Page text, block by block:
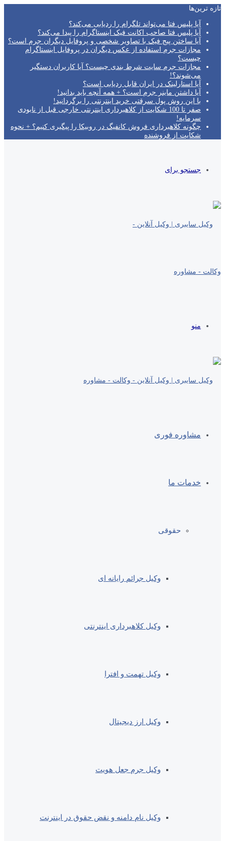
تازه‌ ترین‌ها
آیا پلیس فتا می‌تواند تلگرام را ردیابی می‌کند؟
آیا پلیس فتا صاحب اکانت فیک اینستاگرام را پیدا می‌کند؟
آیا ساختن پیج فیک با تصاویر شخصی و پروفایل دیگران جرم است؟
مجازات جرم استفاده از عکس دیگران در پروفایل اینستاگرام
چیست؟
مجازات جرم سایت شرط بندی چیست؟ آیا کاربران دستگیر
می‌شوند؟!
آیا استارلینک در ایران قابل ردیابی است؟
آیا داشتن ماینر جرم است؟ + همه آنچه باید بدانید!
با این روش پول سرقتی خرید اینترنتی را برگردانید!
صفر تا 100 شکایت از کلاهبرداری اینترنتی خارجی قبل از نابودی
سرمایه!
چگونه کلاهبرداری فروش کانفیگ در روبیکا را پیگیری کنیم؟ + نحوه
شکایت از فروشنده
جستجو برای
منو
مشاوره فوری
خدمات ما
حقوقی
وکیل جرائم رایانه ای
وکیل کلاهبرداری اینترنتی
وکیل تهمت و افترا
وکیل ارز دیجیتال
وکیل جرم جعل هویت
وکیل نام دامنه و نقض حقوق در اینترنت